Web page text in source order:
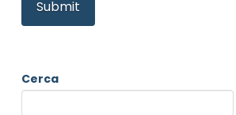
Cerca